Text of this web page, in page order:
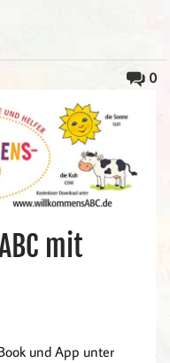
0
mit
und App unter